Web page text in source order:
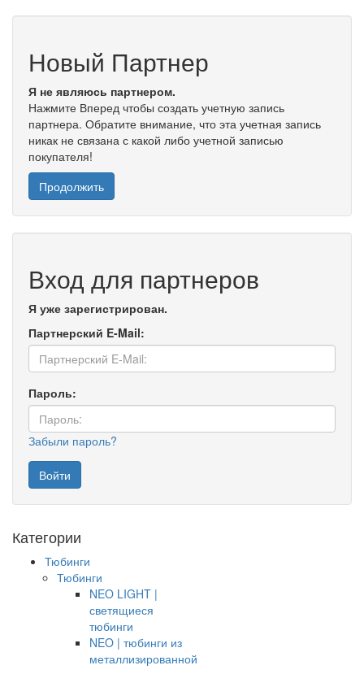
Новый Партнер
Я не являюсь партнером.
Нажмите Вперед чтобы создать учетную запись
партнера. Обратите внимание, что эта учетная запись
никак не связана с какой либо учетной записью
покупателя!
Продолжить
Вход для партнеров
Я уже зарегистрирован.
Партнерский E-Mail:
Пароль:
Забыли пароль?
Категории
Тюбинги
Тюбинги
NEO LIGHT |
светящиеся
тюбинги
NEO | тюбинги из
металлизированной